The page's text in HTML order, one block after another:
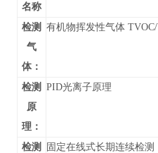
名称
检测
气
体：
有机物挥发性气体
检测
原
理：
PID光离子原理
检测
固定在线式长期连续检测